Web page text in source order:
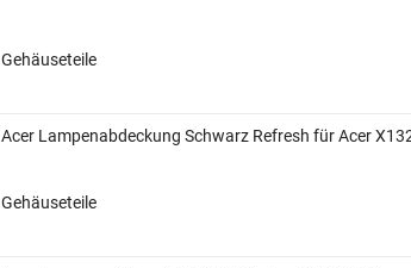
Gehäuseteile
Acer Lampenabdeckung Schwarz Refresh für Acer
Gehäuseteile